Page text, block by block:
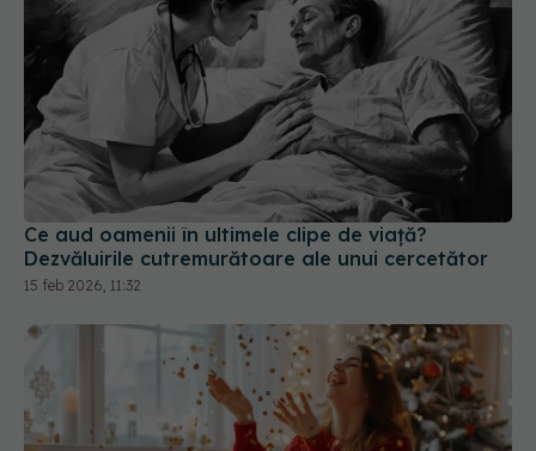
Ce aud oamenii în ultimele clipe de viață?
Dezvăluirile cutremurătoare ale unui cercetător
15 feb 2026, 11:32